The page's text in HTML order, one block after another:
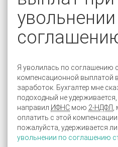
Я уволилась по соглашению
компенсационной выплатой
заработок. Бухгалтер мне
подоходный не
направил ИФНС мою 2-НДФЛ
оплатить с этой
пожалуйста, удерживается
увольнении по соглашению